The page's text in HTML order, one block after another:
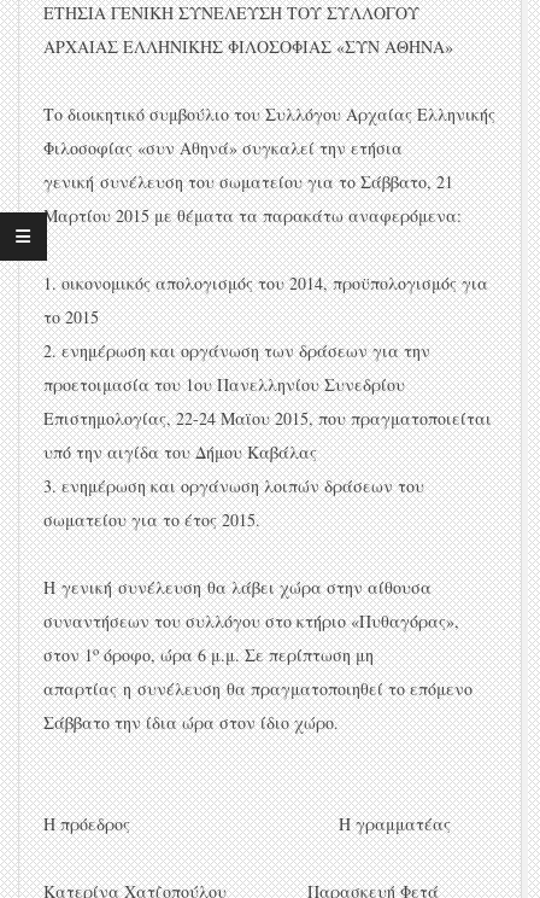
ΕΤΗΣΙΑ ΓΕΝΙΚΗ ΣΥΝΕΛΕΥΣΗ ΤΟΥ ΣΥΛΛΟΓΟΥ
ΑΡΧΑΙΑΣ ΕΛΛΗΝΙΚΗΣ ΦΙΛΟΣΟΦΙΑΣ «ΣΥΝ ΑΘΗΝΑ»
Το διοικητικό συμβούλιο του Συλλόγου Αρχαίας Ελληνικής
Φιλοσοφίας «συν Αθηνά» συγκαλεί την ετήσια
γενική συνέλευση του σωματείου για το Σάββατο, 21
Μαρτίου 2015 με θέματα τα παρακάτω αναφερόμενα:
1. οικονομικός απολογισμός του 2014, προϋπολογισμός για
το 2015
2. ενημέρωση και οργάνωση των δράσεων για την
προετοιμασία του 1ου Πανελληνίου Συνεδρίου
Επιστημολογίας, 22-24 Μαϊου 2015, που πραγματοποιείται
υπό την αιγίδα του Δήμου Καβάλας
3. ενημέρωση και οργάνωση λοιπών δράσεων του
σωματείου για το έτος 2015.
Η γενική συνέλευση θα λάβει χώρα στην αίθουσα
συναντήσεων του συλλόγου στο κτήριο «Πυθαγόρας»,
στον 1οόροφο, ώρα 6 μ.μ. Σε περίπτωση μη
απαρτίας η συνέλευση θα πραγματοποιηθεί το επόμενο
Σάββατο την ίδια ώρα στον ίδιο χώρο.
Η πρόεδρος Η γραμματέας
Κατερίνα Χατζοπούλου Παρασκευή Φετά